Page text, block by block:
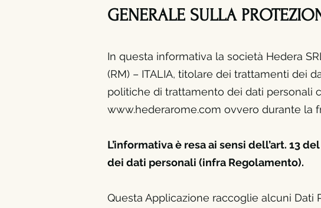
GENERALE SULLA
In questa informativa la società Hedera
(RM) – ITALIA, titolare dei trattamenti dei
politiche di trattamento dei dati personali
www.hederarome.com ovvero durante la
L’informativa è resa ai sensi dell’art. 13
dei dati personali (infra Regolamento).
Questa Applicazione raccoglie alcuni Dati